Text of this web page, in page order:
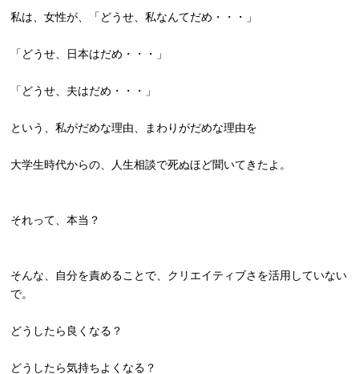
私は、女性が、「どうせ、私なんてだめ・・・」
「どうせ、日本はだめ・・・」
「どうせ、夫はだめ・・・」
という、私がだめな理由、まわりがだめな理由を
大学生時代からの、人生相談で死ぬほど聞いてきたよ。
それって、本当？
そんな、自分を責めることで、 クリエイティブさを活用していない
で。
どうしたら良くなる？
どうしたら気持ちよくなる？